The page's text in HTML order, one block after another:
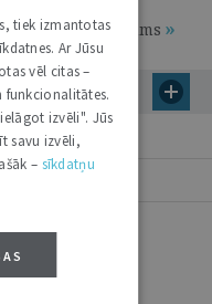
Advokatūras likums
tiek izmantotas
Ar Jūsu
vēl citas –
funkcionalitātes.
izvēli". Jūs
savu izvēli,
– sīkdatņu